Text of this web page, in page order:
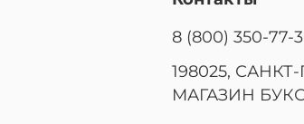
8 (800) 350-77-
198025,
МАГАЗИН